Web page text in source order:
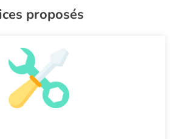
proposés